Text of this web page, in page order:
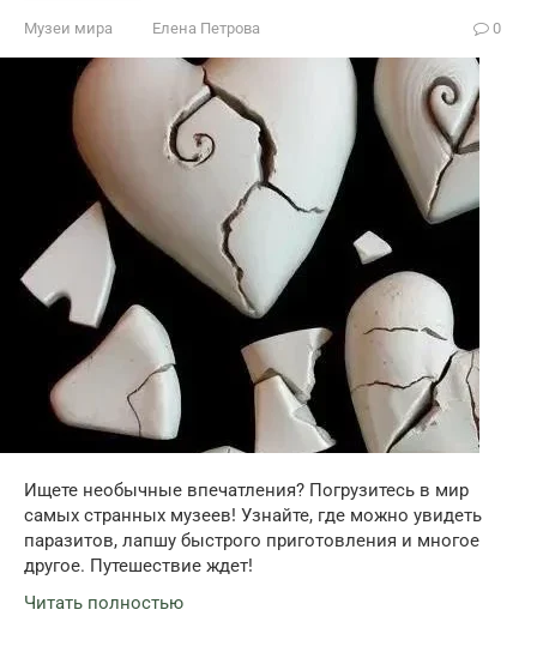
Музеи мира Елена Петрова 0
Ищете необычные впечатления? Погрузитесь в мир
самых странных музеев! Узнайте, где можно увидеть
паразитов, лапшу быстрого приготовления и многое
другое. Путешествие ждет!
Читать полностью